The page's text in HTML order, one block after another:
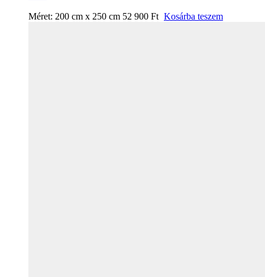
Méret: 200 cm x 250 cm 52 900 Ft Kosárba teszem